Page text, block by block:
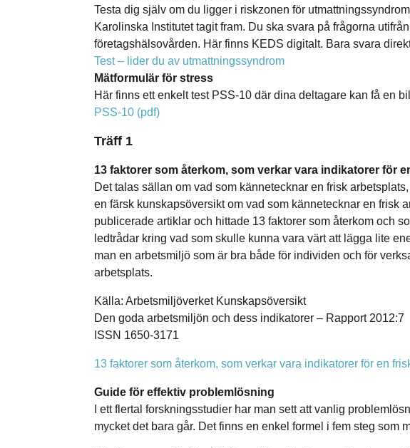
Testa dig själv om du ligger i riskzonen för
Karolinska Institutet tagit fram. Du ska svara på frågorna
företagshälsovården. Här finns KEDS digitalt. Bara svara
Test – lider du av utmattningssyndrom
Mätformulär för stress
Här finns ett enkelt test PSS-10 där dina deltagare kan få en
PSS-10 (pdf)
Träff 1
13 faktorer som återkom, som verkar vara indikatorer för
Det talas sällan om vad som kännetecknar en frisk
en färsk kunskapsöversikt om vad som kännetecknar en frisk
publicerade artiklar och hittade 13 faktorer som återkom och
ledtrådar kring vad som skulle kunna vara värt att lägga lite
man en arbetsmiljö som är bra både för individen och för
arbetsplats.
Källa: Arbetsmiljöverket Kunskapsöversikt
Den goda arbetsmiljön och dess indikatorer – Rapport 2012:7
ISSN 1650-3171
13 faktorer som återkom, som verkar vara indikatorer för en
Guide för effektiv problemlösning
I ett flertal forskningsstudier har man sett att vanlig
mycket det bara går. Det finns en enkel formel i fem steg som